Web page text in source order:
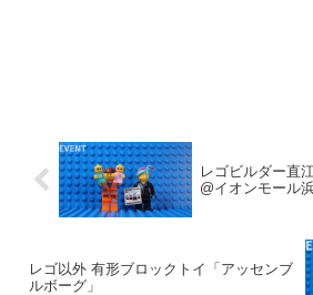
レゴビルダー直
@イオンモール
レゴ以外 有形ブロックトイ「アッセンブ
ルボーグ」